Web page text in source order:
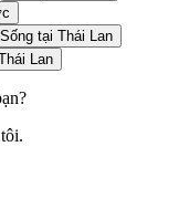
tại Thái Lan
Lan